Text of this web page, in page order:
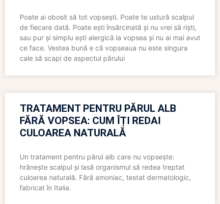
Poate ai obosit să tot vopsești. Poate te ustură scalpul
de fiecare dată. Poate ești însărcinată și nu vrei să riști,
sau pur și simplu ești alergică la vopsea și nu ai mai avut
ce face. Vestea bună e că vopseaua nu este singura
cale să scapi de aspectul părului
TRATAMENT PENTRU PĂRUL ALB
FĂRĂ VOPSEA: CUM ÎȚI REDAI
CULOAREA NATURALĂ
Un tratament pentru părul alb care nu vopsește:
hrănește scalpul și lasă organismul să redea treptat
culoarea naturală. Fără amoniac, testat dermatologic,
fabricat în Italia.